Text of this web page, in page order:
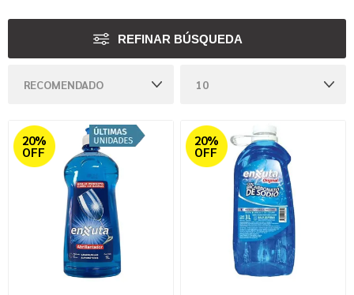
REFINAR BÚSQUEDA
20%
OFF
20%
OFF